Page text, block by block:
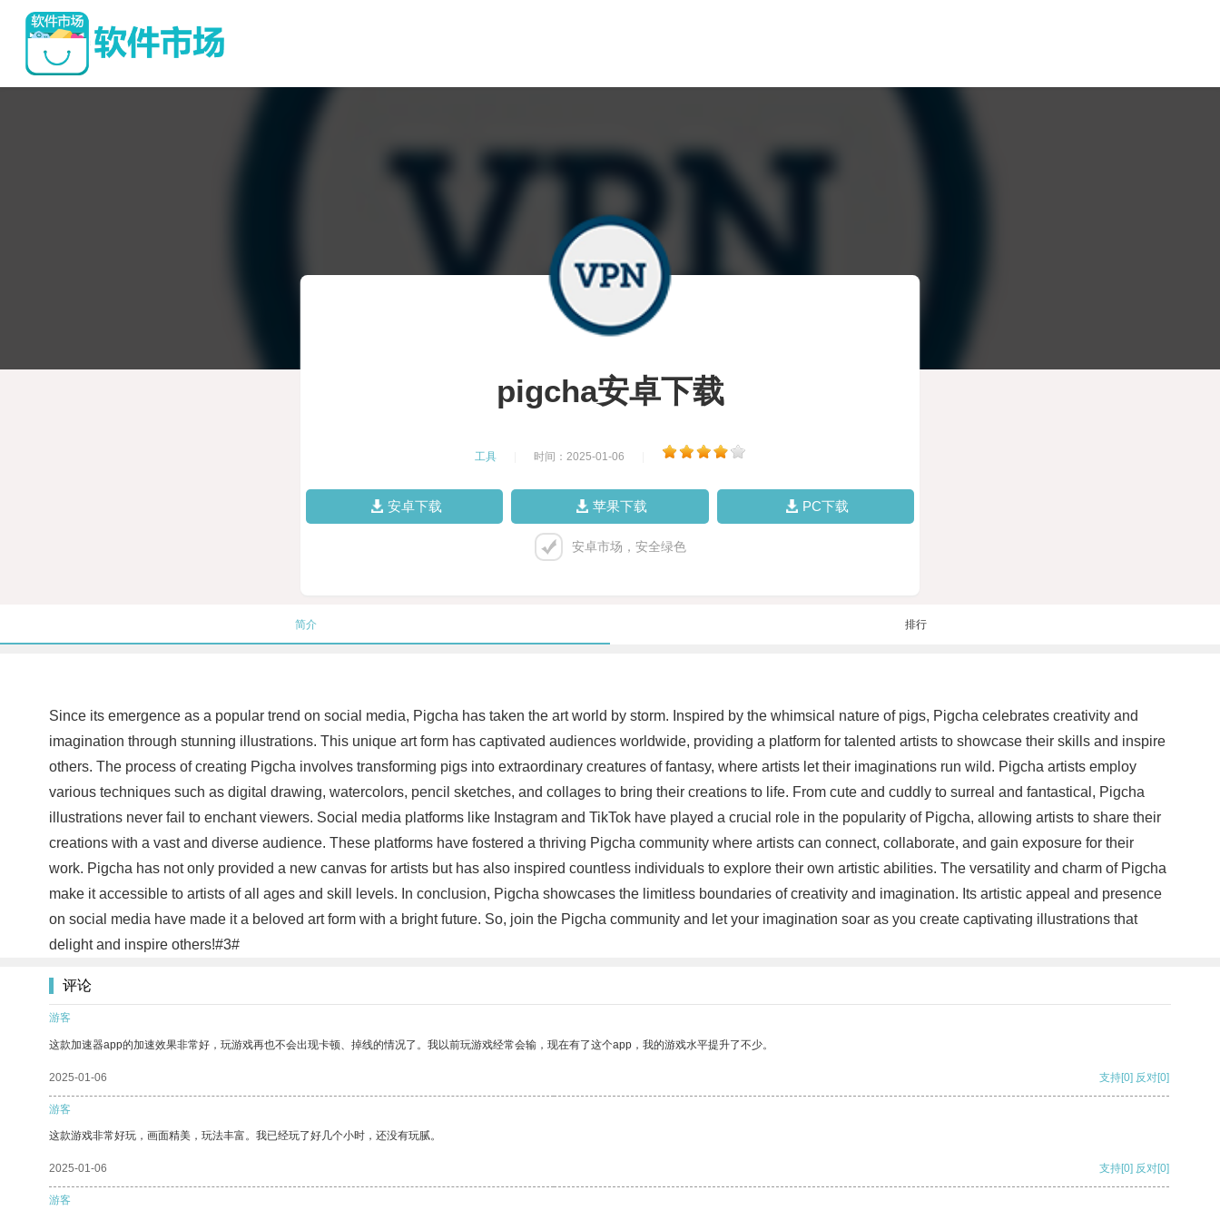
pigcha安卓下载
工具 时间：2025-01-06
安卓下载 苹果下载 PC下载
安卓市场，安全绿色
简介 排行
Since its emergence as a popular trend on social media, Pigcha has taken the art world by storm. Inspired by the whimsical nature of pigs, Pigcha celebrates creativity and
imagination through stunning illustrations. This unique art form has captivated audiences worldwide, providing a platform for talented artists to showcase their skills and inspire
others. The process of creating Pigcha involves transforming pigs into extraordinary creatures of fantasy, where artists let their imaginations run wild. Pigcha artists employ
various techniques such as digital drawing, watercolors, pencil sketches, and collages to bring their creations to life. From cute and cuddly to surreal and fantastical, Pigcha
illustrations never fail to enchant viewers. Social media platforms like Instagram and TikTok have played a crucial role in the popularity of Pigcha, allowing artists to share their
creations with a vast and diverse audience. These platforms have fostered a thriving Pigcha community where artists can connect, collaborate, and gain exposure for their
work. Pigcha has not only provided a new canvas for artists but has also inspired countless individuals to explore their own artistic abilities. The versatility and charm of Pigcha
make it accessible to artists of all ages and skill levels. In conclusion, Pigcha showcases the limitless boundaries of creativity and imagination. Its artistic appeal and presence
on social media have made it a beloved art form with a bright future. So, join the Pigcha community and let your imagination soar as you create captivating illustrations that
delight and inspire others!#3#
评论
游客
这款加速器app的加速效果非常好，玩游戏再也不会出现卡顿、掉线的情况了。我以前玩游戏经常会输，现在有了这个app，我的游戏水平提升了不少。
2025-01-06 支持[0] 反对[0]
游客
这款游戏非常好玩，画面精美，玩法丰富。我已经玩了好几个小时，还没有玩腻。
2025-01-06 支持[0] 反对[0]
游客